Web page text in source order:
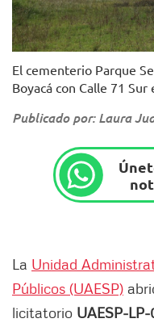
El cementerio Parque
Boyacá con Calle 71 Sur
Publicado por: Laura
La Unidad
Públicos (UAESP)
licitatorio UAESP-